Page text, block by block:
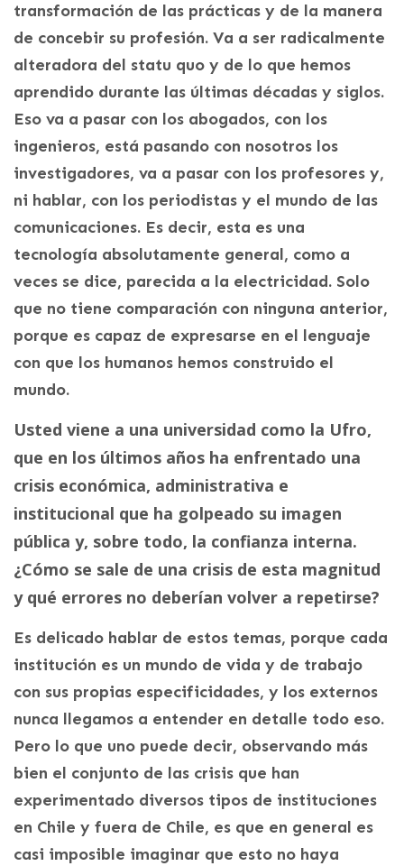
transformación de las prácticas y de la manera
de concebir su profesión. Va a ser radicalmente
alteradora del statu quo y de lo que hemos
aprendido durante las últimas décadas y siglos.
Eso va a pasar con los abogados, con los
ingenieros, está pasando con nosotros los
investigadores, va a pasar con los profesores y,
ni hablar, con los periodistas y el mundo de las
comunicaciones. Es decir, esta es una
tecnología absolutamente general, como a
veces se dice, parecida a la electricidad. Solo
que no tiene comparación con ninguna anterior,
porque es capaz de expresarse en el lenguaje
con que los humanos hemos construido el
mundo.
Usted viene a una universidad como la Ufro,
que en los últimos años ha enfrentado una
crisis económica, administrativa e
institucional que ha golpeado su imagen
pública y, sobre todo, la confianza interna.
¿Cómo se sale de una crisis de esta magnitud
y qué errores no deberían volver a repetirse?
Es delicado hablar de estos temas, porque cada
institución es un mundo de vida y de trabajo
con sus propias especificidades, y los externos
nunca llegamos a entender en detalle todo eso.
Pero lo que uno puede decir, observando más
bien el conjunto de las crisis que han
experimentado diversos tipos de instituciones
en Chile y fuera de Chile, es que en general es
casi imposible imaginar que esto no haya